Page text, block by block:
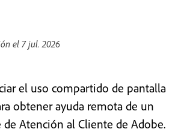
el 7 jul. 2026
el uso compartido de pantalla
obtener ayuda remota de un
de Atención al Cliente de Adobe.